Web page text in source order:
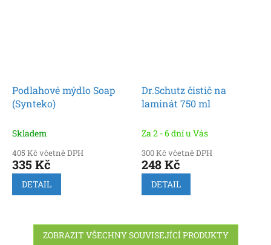
Podlahové mýdlo Soap
(Synteko)
Skladem
405 Kč včetně DPH
335 Kč
DETAIL
Dr.Schutz čistič na
laminát 750 ml
Za 2 - 6 dní u Vás
300 Kč včetně DPH
248 Kč
DETAIL
ZOBRAZIT VŠECHNY SOUVISEJÍCÍ PRODUKTY